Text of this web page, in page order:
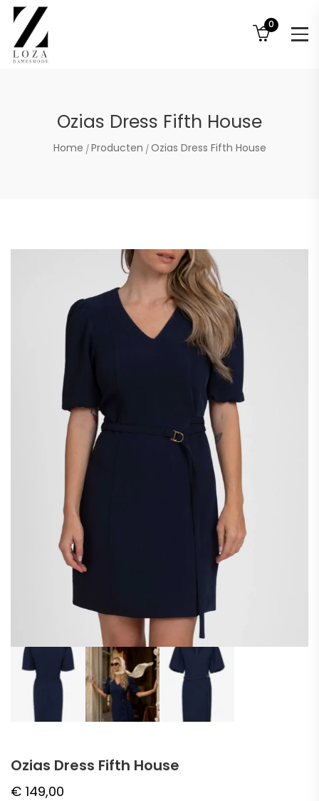
0
Ozias Dress Fifth House
Home Producten Ozias Dress Fifth House
Ozias Dress Fifth House
€ 149,00